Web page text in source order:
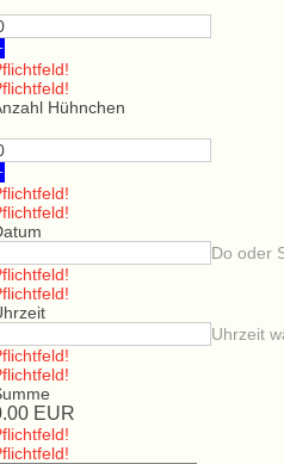
Hühnchen
Do oder
Uhrzeit
EUR